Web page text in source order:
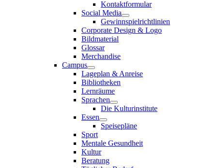
Kontaktformular
Social Media
Gewinnspielrichtlinien
Corporate Design & Logo
Bildmaterial
Glossar
Merchandise
Campus
Lageplan & Anreise
Bibliotheken
Lernräume
Sprachen
Die Kulturinstitute
Essen
Speisepläne
Sport
Mentale Gesundheit
Kultur
Beratung